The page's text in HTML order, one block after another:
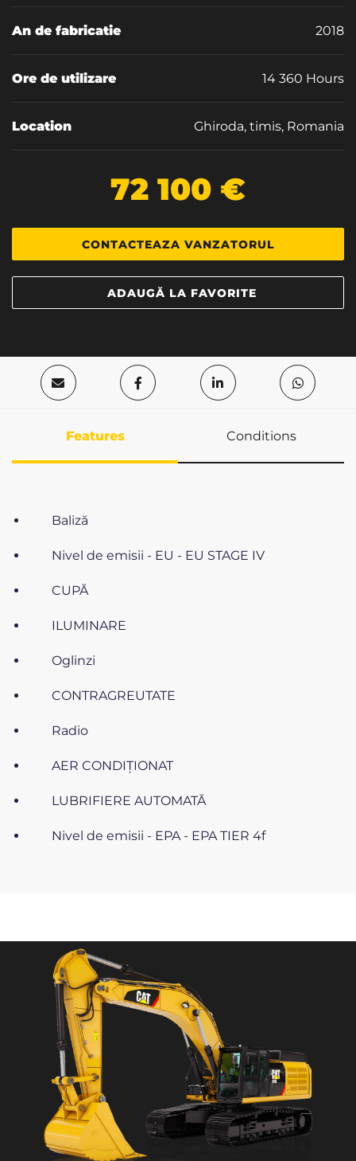
An de fabricatie 2018
Ore de utilizare 14 360 Hours
Location Ghiroda, timis, Romania
72 100 €
CONTACTEAZA VANZATORUL
ADAUGĂ LA FAVORITE
Features Conditions
Baliză
Nivel de emisii - EU - EU STAGE IV
CUPĂ
ILUMINARE
Oglinzi
CONTRAGREUTATE
Radio
AER CONDIŢIONAT
LUBRIFIERE AUTOMATĂ
Nivel de emisii - EPA - EPA TIER 4f